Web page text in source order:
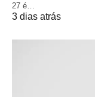
27 é…
3 dias atrás